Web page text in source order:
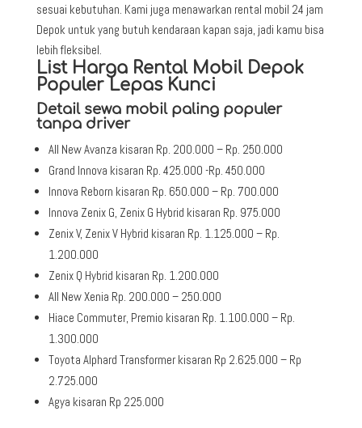
sesuai kebutuhan. Kami juga menawarkan rental mobil 24 jam
Depok untuk yang butuh kendaraan kapan saja, jadi kamu bisa
lebih fleksibel.
List Harga Rental Mobil Depok
Populer Lepas Kunci
Detail sewa mobil paling populer
tanpa driver
All New Avanza kisaran Rp. 200.000 – Rp. 250.000
Grand Innova kisaran Rp. 425.000 -Rp. 450.000
Innova Reborn kisaran Rp. 650.000 – Rp. 700.000
Innova Zenix G, Zenix G Hybrid kisaran Rp. 975.000
Zenix V, Zenix V Hybrid kisaran Rp. 1.125.000 – Rp.
1.200.000
Zenix Q Hybrid kisaran Rp. 1.200.000
All New Xenia Rp. 200.000 – 250.000
Hiace Commuter, Premio kisaran Rp. 1.100.000 – Rp.
1.300.000
Toyota Alphard Transformer kisaran Rp 2.625.000 – Rp
2.725.000
Agya kisaran Rp 225.000